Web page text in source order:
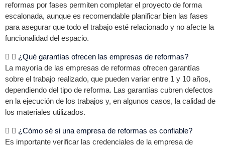
reformas por fases permiten completar el proyecto de forma
escalonada, aunque es recomendable planificar bien las fases
para asegurar que todo el trabajo esté relacionado y no afecte la
funcionalidad del espacio.
¿Qué garantías ofrecen las empresas de reformas?
La mayoría de las empresas de reformas ofrecen garantías
sobre el trabajo realizado, que pueden variar entre 1 y 10 años,
dependiendo del tipo de reforma. Las garantías cubren defectos
en la ejecución de los trabajos y, en algunos casos, la calidad de
los materiales utilizados.
¿Cómo sé si una empresa de reformas es confiable?
Es importante verificar las credenciales de la empresa de